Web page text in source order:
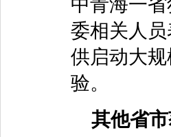
中青海一
委相关人
供启动大
验。
其他省